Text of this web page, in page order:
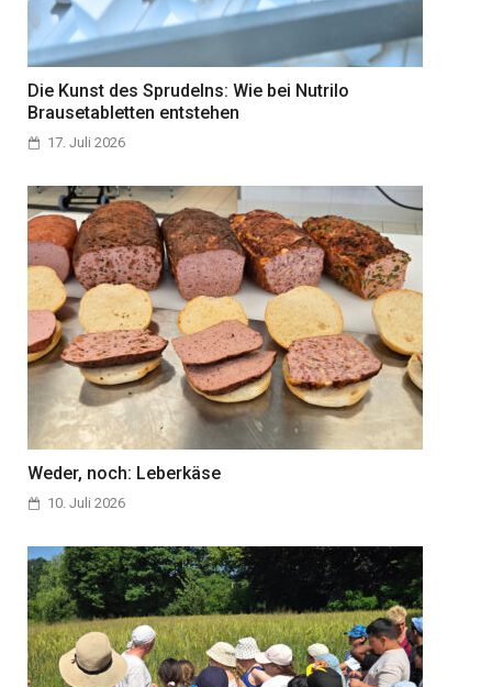
Die Kunst des Sprudelns: Wie bei Nutrilo
Brausetabletten entstehen
17. Juli 2026
Weder, noch: Leberkäse
10. Juli 2026